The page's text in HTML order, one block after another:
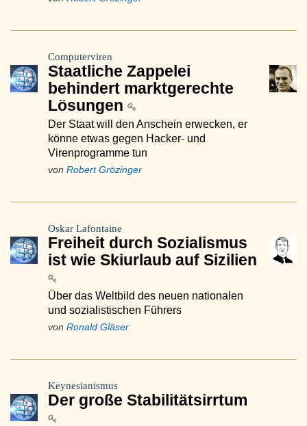
Computerviren
Staatliche Zappelei
behindert marktgerechte
Lösungen
Der Staat will den Anschein erwecken, er
könne etwas gegen Hacker- und
Virenprogramme tun
von Robert Grözinger
Oskar Lafontaine
Freiheit durch Sozialismus
ist wie Skiurlaub auf Sizilien
Über das Weltbild des neuen nationalen
und sozialistischen Führers
von Ronald Gläser
Keynesianismus
Der große Stabilitätsirrtum